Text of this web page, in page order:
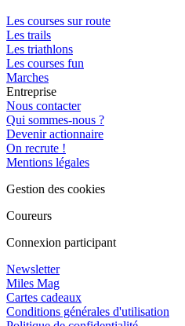
Les courses sur route
Les trails
Les triathlons
Les courses fun
Marches
Entreprise
Nous contacter
Qui sommes-nous ?
Devenir actionnaire
On recrute !
Mentions légales
Gestion des cookies
Coureurs
Connexion participant
Newsletter
Miles Mag
Cartes cadeaux
Conditions générales d'utilisation